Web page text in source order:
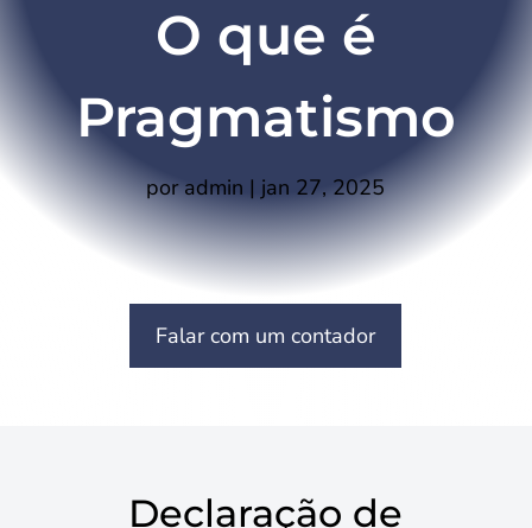
O que é
Pragmatismo
poradmin | jan 27, 2025
Falar com um contador
Declaração de